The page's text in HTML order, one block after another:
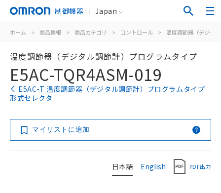
制御機器 Japan
ホーム > 商品情報 > 商品カテゴリ > コントロール > 温度調節器（デジタ
温度調節器（デジタル調節計）プログラムタイプ
E5AC-TQR4ASM-019
E5AC-T 温度調節器（デジタル調節計）プログラムタイプ
形式セレクタ
マイリストに追加
日本語 English PDF出力